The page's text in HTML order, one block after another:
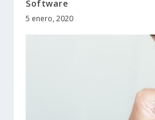
Software
5 enero, 2020